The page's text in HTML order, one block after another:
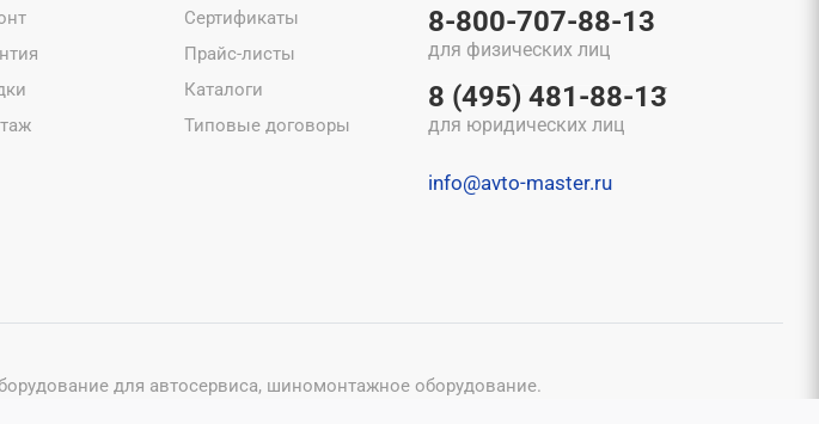
Сертификаты
Прайс-листы
Каталоги
Типовые договоры
8-800-707-88-13
для физических лиц
8 (495) 481-88-13
для юридических лиц
info@avto-master.ru
для автосервиса, шиномонтажное оборудование.